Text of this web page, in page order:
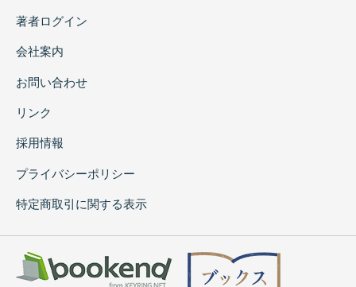
著者ログイン
会社案内
お問い合わせ
リンク
採用情報
プライバシーポリシー
特定商取引に関する表示